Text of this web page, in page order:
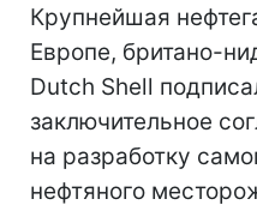
Крупнейшая
Европе, британо-
Dutch Shell
заключительное
на разработку
нефтяного